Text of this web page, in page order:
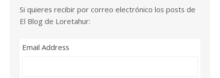
Si quieres recibir por correo electrónico los posts de
El Blog de Loretahur:
Email Address